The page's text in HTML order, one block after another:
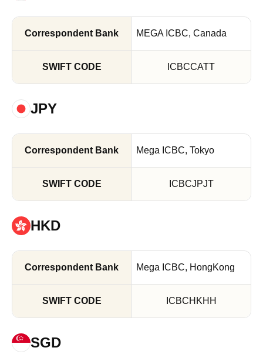
MEGA ICBC, Canada
ICBCCATT
JPY
Mega ICBC, Tokyo
ICBCJPJT
HKD
Mega ICBC, HongKong
ICBCHKHH
SGD